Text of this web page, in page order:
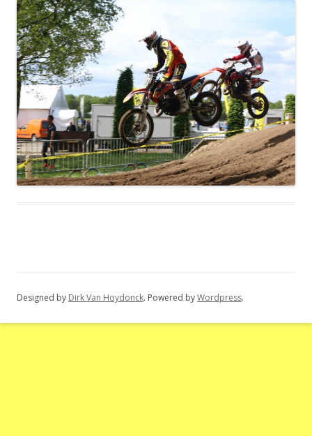
Designed by Dirk Van Hoydonck. Powered byWordpress.